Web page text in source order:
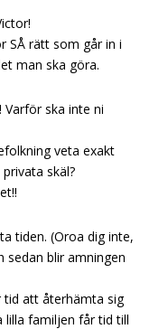
SÅ rätt som går in i
man ska göra.
ska inte ni
veta exakt
skäl?
tiden. (Oroa dig inte,
sedan blir amningen
att återhämta sig
lilla familjen får tid till